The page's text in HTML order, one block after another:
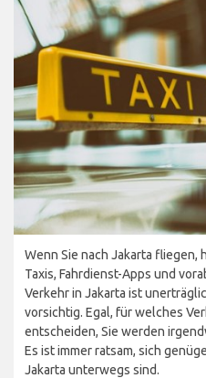
Wenn Sie nach Jakarta fliegen,
Taxis, Fahrdienst-Apps und
Verkehr in Jakarta ist
vorsichtig. Egal, für welches
entscheiden, Sie werden
Es ist immer ratsam, sich
Jakarta unterwegs sind.